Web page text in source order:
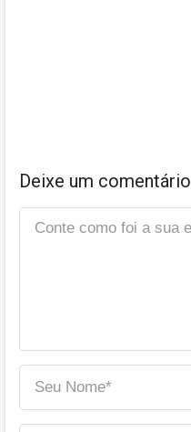
Deixe um comentário